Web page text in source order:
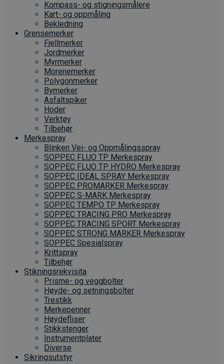
Kompass- og stigningsmålere
Kart- og oppmåling
Bekledning
Grense­merker
Fjellmerker
Jordmerker
Myrmerker
Morenemerker
Polygonmerker
Bymerker
Asfaltspiker
Hoder
Verktøy
Tilbehør
Merkespray
Blinken Vei- og Oppmålingsspray
SOPPEC FLUO TP Merkespray
SOPPEC FLUO TP HYDRO Merkespray
SOPPEC IDEAL SPRAY Merkespray
SOPPEC PROMARKER Merkespray
SOPPEC S-MARK Merkespray
SOPPEC TEMPO TP Merkespray
SOPPEC TRACING PRO Merkespray
SOPPEC TRACING SPORT Merkespray
SOPPEC STRONG MARKER Merkespray
SOPPEC Spesialspray
Krittspray
Tilbehør
Stikningsrekvisita
Prisme- og veggbolter
Høyde- og setningsbolter
Trestikk
Merkepenner
Høydefliser
Stikkstenger
Instrumentplater
Diverse
Sikringsutstyr